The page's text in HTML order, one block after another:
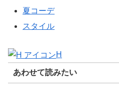
夏コーデ
スタイル
H
あわせて読みたい